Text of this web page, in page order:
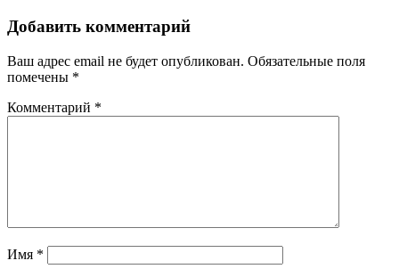
Добавить комментарий
Ваш адрес email не будет опубликован. Обязательные поля
помечены *
Комментарий *
Имя *